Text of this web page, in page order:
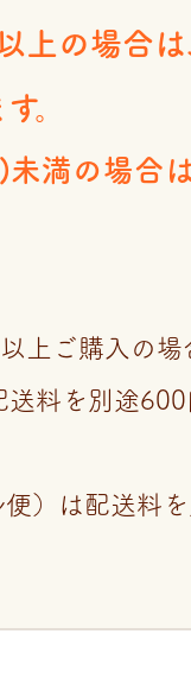
上の場合
。
満の場合
上ご購入の場
送料を別途
）は配送料